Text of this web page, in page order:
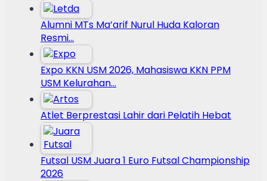
Alumni MTs Ma’arif Nurul Huda Kaloran
Resmi…
Expo KKN USM 2026, Mahasiswa KKN PPM
USM Kelurahan…
Atlet Berprestasi Lahir dari Pelatih Hebat
Futsal USM Juara 1 Euro Futsal Championship
2026